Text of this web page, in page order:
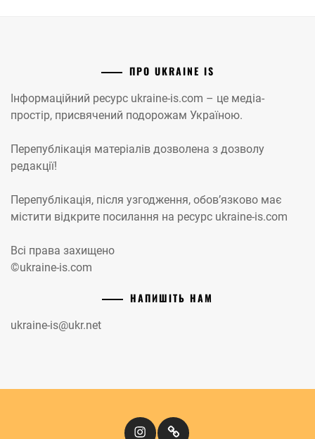
ПРО UKRAINE IS
Інформаційний ресурс ukraine-is.com – це медіа-
простір, присвячений подорожам Україною.
Перепублікація матеріалів дозволена з дозволу
редакції!
Перепублікація, після узгодження, обов’язково має
містити відкрите посилання на ресурс ukraine-is.com
Всі права захищено
©ukraine-is.com
НАПИШІТЬ НАМ
ukraine-is@ukr.net
InstagramКіномандри